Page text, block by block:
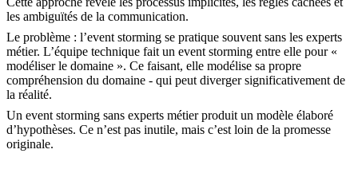
les ambiguïtés de la communication.
Le problème : l’event storming se pratique souvent sans les experts
métier. L’équipe technique fait un event storming entre elle pour «
modéliser le domaine ». Ce faisant, elle modélise sa propre
compréhension du domaine - qui peut diverger significativement de
la réalité.
Un event storming sans experts métier produit un modèle élaboré
d’hypothèses. Ce n’est pas inutile, mais c’est loin de la promesse
originale.